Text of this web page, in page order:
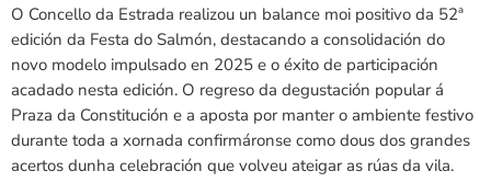
O Concello da Estrada realizou un balance moi positivo da 52ª
edición da Festa do Salmón, destacando a consolidación do
novo modelo impulsado en 2025 e o éxito de participación
acadado nesta edición. O regreso da degustación popular á
Praza da Constitución e a aposta por manter o ambiente festivo
durante toda a xornada confirmáronse como dous dos grandes
acertos dunha celebración que volveu ateigar as rúas da vila.